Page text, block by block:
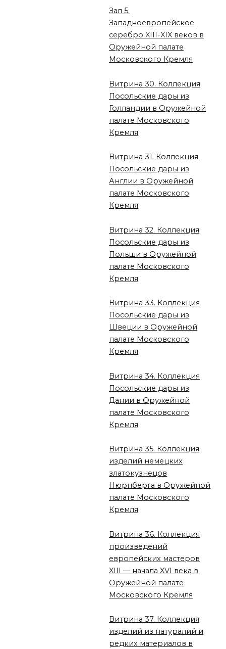
Зал 5.
Западноевропейское
серебро XIII-XIX веков в
Оружейной палате
Московского Кремля
Витрина 30. Коллекция
Посольские дары из
Голландии в Оружейной
палате Московского
Кремля
Витрина 31. Коллекция
Посольские дары из
Англии в Оружейной
палате Московского
Кремля
Витрина 32. Коллекция
Посольские дары из
Польши в Оружейной
палате Московского
Кремля
Витрина 33. Коллекция
Посольские дары из
Швеции в Оружейной
палате Московского
Кремля
Витрина 34. Коллекция
Посольские дары из
Дании в Оружейной
палате Московского
Кремля
Витрина 35. Коллекция
изделий немецких
златокузнецов
Нюрнберга в Оружейной
палате Московского
Кремля
Витрина 36. Коллекция
произведений
европейских мастеров
XIII — начала XVI века в
Оружейной палате
Московского Кремля
Витрина 37. Коллекция
изделий из натуралий и
редких материалов в